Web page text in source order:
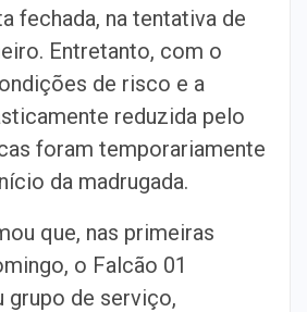
fechada, na tentativa de
Entretanto, com o
de risco e a
reduzida pelo
foram temporariamente
da madrugada.
que, nas primeiras
o Falcão 01
grupo de serviço,